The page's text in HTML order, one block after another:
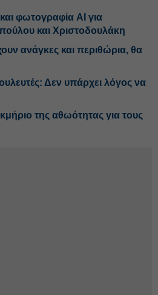
φωτογραφία AI για
και Χριστοδουλάκη
ανάγκες και περιθώρια, θα
Δεν υπάρχει λόγος να
της αθωότητας για τους